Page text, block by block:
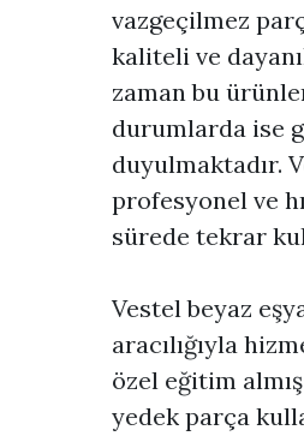
vazgeçilmez
kaliteli ve
zaman bu
durumlarda ise
duyulmaktadır.
profesyonel ve
sürede tekrar
Vestel beyaz
aracılığıyla
özel eğitim
yedek parça